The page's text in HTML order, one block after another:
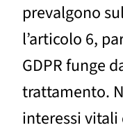
prevalgono
l’articolo 6,
GDPR funge
trattamento.
interessi vitali